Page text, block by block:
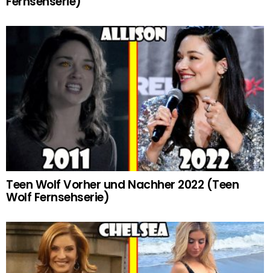
Teen Wolf Vorher und Nachher 2022 (Teen
Wolf Fernsehserie)